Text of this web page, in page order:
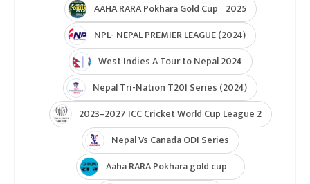
AAHA RARA Pokhara Gold Cup 2025
NPL- NEPAL PREMIER LEAGUE (2024)
West Indies A Tour to Nepal 2024
Nepal Tri-Nation T20I Series (2024)
2023–2027 ICC Cricket World Cup League 2
Nepal Vs Canada ODI Series
Aaha RARA Pokhara gold cup